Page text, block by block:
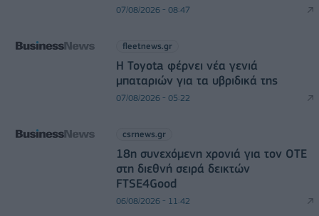
07/08/2026 - 08:47
fleetnews.gr
Η Toyota φέρνει νέα γενιά
μπαταριών για τα υβριδικά της
07/08/2026 - 05:22
csrnews.gr
18η συνεχόμενη χρονιά για τον ΟΤΕ
στη διεθνή σειρά δεικτών
FTSE4Good
06/08/2026 - 11:42